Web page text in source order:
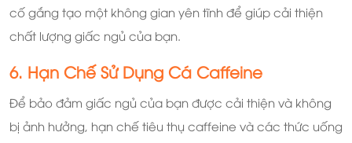
cố gắng tạo một không gian yên tĩnh để giúp cải thiện
chất lượng giấc ngủ của bạn.
6. Hạn Chế Sử Dụng Cá Caffeine
Để bảo đảm giấc ngủ của bạn được cải thiện và không
bị ảnh hưởng, hạn chế tiêu thụ caffeine và các thức uống